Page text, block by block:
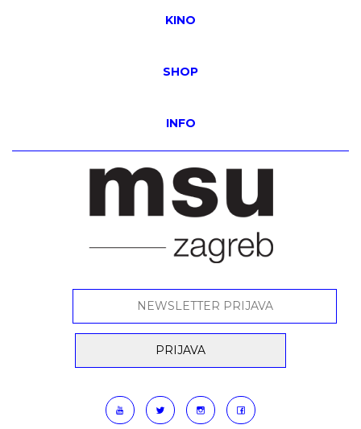
KINO
SHOP
INFO